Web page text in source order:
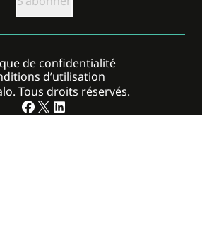
Tous droits réservés.
de confidentialité
d’utilisation